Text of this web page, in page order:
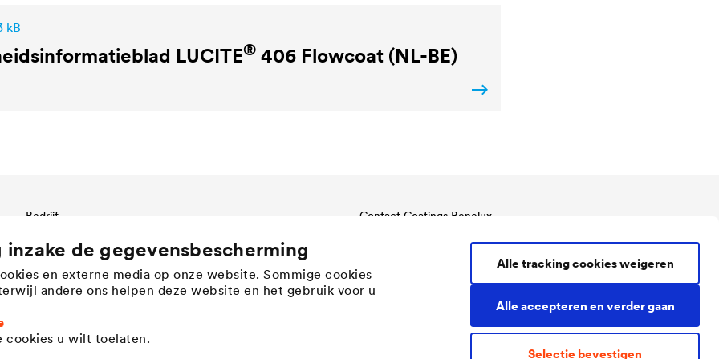
de gegevensbescherming
en externe media op onze website. Sommige cookies
andere ons helpen deze website en het gebruik voor u
cookies u wilt toelaten.
Alle accepteren en verder gaan
Selectie bevestigen
Alle tracking cookies weigeren
kB
LUCITE® 406 Flowcoat (NL-BE)
Bedrijf
Bedrijfsstructuur & management
Bedrijfscultuur, waarden &
teamgeest
Duurzaamheid
Contact Coatings Benelux
Centrum-Zuid 2067F
3530 Houthalen